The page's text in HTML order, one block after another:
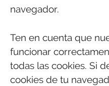
navegador.
Ten en cuenta que
funcionar
todas las cookies. Si
cookies de tu